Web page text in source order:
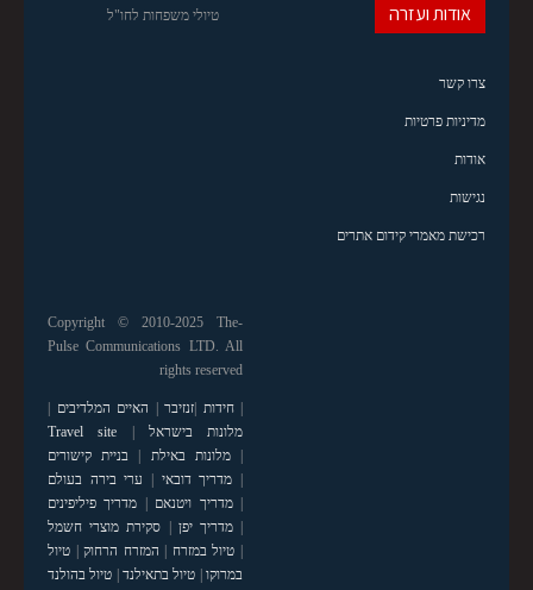
טיולי משפחות לחו"ל אודות ועזרה
צרו קשר
מדיניות פרטיות
אודות
נגישות
רכישת מאמרי קידום אתרים
Copyright © 2010-2025 The-
Pulse Communications LTD. All
rights reserved
|חידות זנזיבר האיים המלדיבים
מלונות בישראל
Travel site
|מלונות באילת
בניית קישורים
מדריך דובאי
ערי בירה בעולם
|מדריך ויטנאם
מדריך פיליפינים
|מדריך יפן
סקירת מוצרי חשמל
טיול במזרח המזרח הרחוק| טיול
במרוקו| טיול בתאילנד| טיול בהולנד